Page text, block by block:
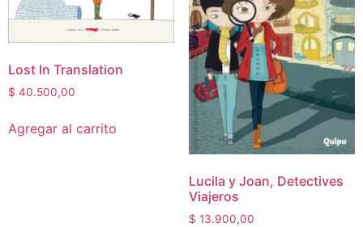
Lost In Translation
$ 40.500,00
Agregar al carrito
Lucila y Joan, Detectives
Viajeros
$ 13.900,00